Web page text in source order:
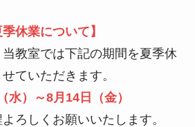
季休業について】
教室では下記の期間を夏季休
ていただきます。
水）～8月14日（金）
ろしくお願いいたします。